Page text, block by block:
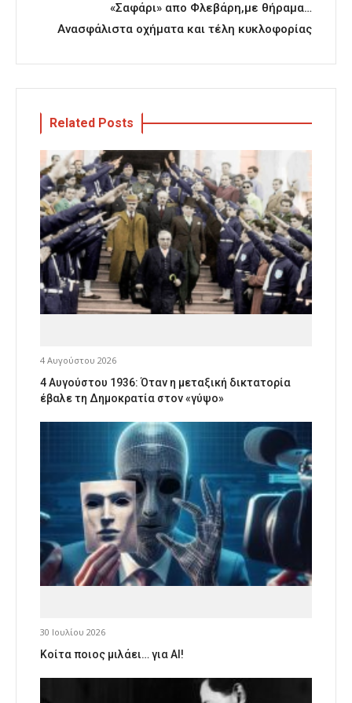
«Σαφάρι» απο Φλεβάρη,με θήραμα…
Ανασφάλιστα οχήματα και τέλη κυκλοφορίας
Related Posts
4 Αυγούστου 2026
4 Αυγούστου 1936: Όταν η μεταξική δικτατορία
έβαλε τη Δημοκρατία στον «γύψο»
30 Ιουλίου 2026
Κοίτα ποιος μιλάει… για AI!